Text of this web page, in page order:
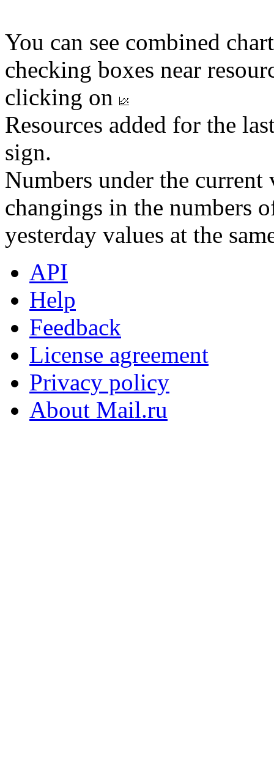
You can see combined
checking boxes near
clicking on
Resources added for the
sign.
Numbers under the
changings in the numbers
yesterday values at the
API
Help
Feedback
License agreement
Privacy policy
About Mail.ru